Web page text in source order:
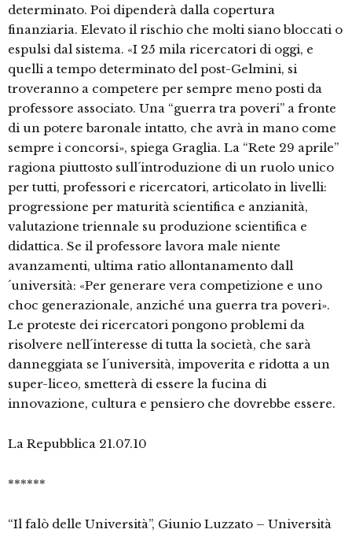
determinato. Poi dipenderà dalla copertura
finanziaria. Elevato il rischio che molti siano bloccati o
espulsi dal sistema. «I 25 mila ricercatori di oggi, e
quelli a tempo determinato del post-Gelmini, si
troveranno a competere per sempre meno posti da
professore associato. Una “guerra tra poveri” a fronte
di un potere baronale intatto, che avrà in mano come
sempre i concorsi», spiega Graglia. La “Rete 29 aprile”
ragiona piuttosto sull´introduzione di un ruolo unico
per tutti, professori e ricercatori, articolato in livelli:
progressione per maturità scientifica e anzianità,
valutazione triennale su produzione scientifica e
didattica. Se il professore lavora male niente
avanzamenti, ultima ratio allontanamento dall
´università: «Per generare vera competizione e uno
choc generazionale, anziché una guerra tra poveri».
Le proteste dei ricercatori pongono problemi da
risolvere nell´interesse di tutta la società, che sarà
danneggiata se l´università, impoverita e ridotta a un
super-liceo, smetterà di essere la fucina di
innovazione, cultura e pensiero che dovrebbe essere.
La Repubblica 21.07.10
******
“Il falò delle Università”, Giunio Luzzato – Università